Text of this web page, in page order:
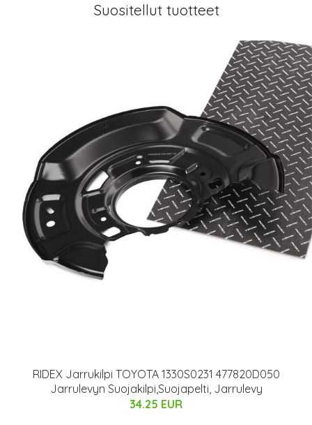
Suositellut tuotteet
RIDEX Jarrukilpi TOYOTA 1330S0231 477820D050
Jarrulevyn Suojakilpi,Suojapelti, Jarrulevy
34.25 EUR